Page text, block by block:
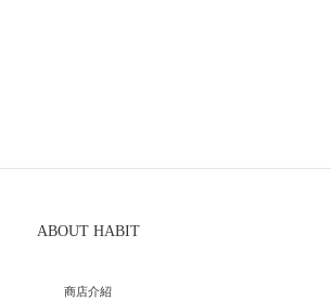
ABOUT HABIT
商店介紹